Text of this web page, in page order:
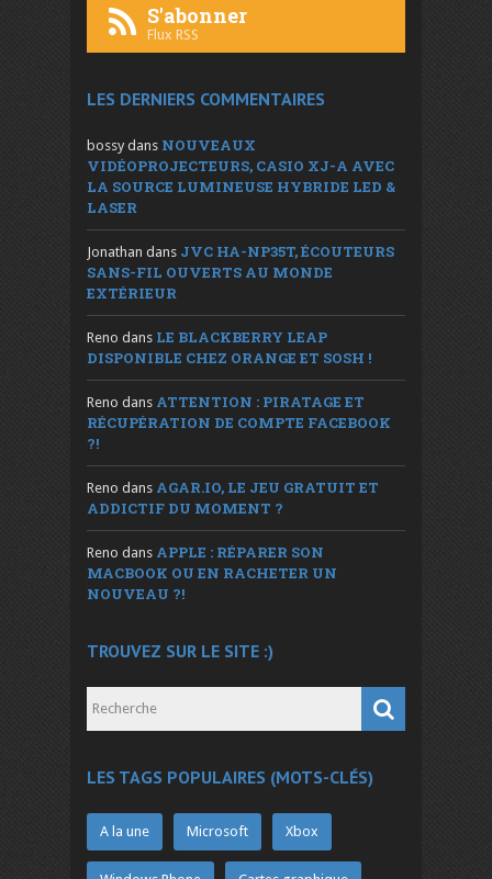
S'abonner
Flux RSS
LES DERNIERS COMMENTAIRES
bossy dans NOUVEAUX
VIDÉOPROJECTEURS, CASIO XJ-A AVEC
LA SOURCE LUMINEUSE HYBRIDE LED &
LASER
Jonathan dans JVC HA-NP35T, ÉCOUTEURS
SANS-FIL OUVERTS AU MONDE
EXTÉRIEUR
Reno dans LE BLACKBERRY LEAP
DISPONIBLE CHEZ ORANGE ET SOSH !
Reno dans ATTENTION : PIRATAGE ET
RÉCUPÉRATION DE COMPTE FACEBOOK
?!
Reno dans AGAR.IO, LE JEU GRATUIT ET
ADDICTIF DU MOMENT ?
Reno dans APPLE : RÉPARER SON
MACBOOK OU EN RACHETER UN
NOUVEAU ?!
TROUVEZ SUR LE SITE :)
LES TAGS POPULAIRES (MOTS-CLÉS)
A la une Microsoft Xbox